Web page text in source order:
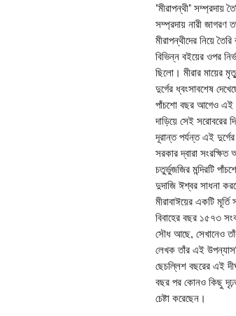
"মীরাপন্থী" সম্প্রদায়
সম্প্রদায় নারী জাগরণ
মীরাপন্থীদের নিয়ে
বিভিন্ন বইয়ের ওপর
ছিলো। মীরার মায়ের
দুর্গের ধ্বংসাবশেষ
পাঁচশো বছর আগেও এই
দাড়িয়ে সেই সরোবরের
দূরান্ত পর্যন্ত এই
সরকার দ্বারা
চতুর্ভুজজির মন্দিরটি
দুদাজি ঈশ্বর সাধনা
মীরাবাঈয়ের একটি
বিবাহের বছর ১৫৭৩
সৌধ আছে, সেখানেও
লেখক তাঁর এই
ছেচল্লিশ বছরের এই
বছর পর কোনও কিছু
চেষ্টা করেছেন।